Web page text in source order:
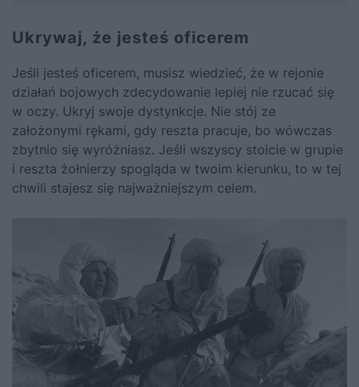
Ukrywaj, że jesteś oficerem
Jeśli jesteś oficerem, musisz wiedzieć, że w rejonie
działań bojowych zdecydowanie lepiej nie rzucać się
w oczy. Ukryj swoje dystynkcje. Nie stój ze
założonymi rękami, gdy reszta pracuje, bo wówczas
zbytnio się wyróżniasz. Jeśli wszyscy stoicie w grupie
i reszta żołnierzy spogląda w twoim kierunku, to w tej
chwili stajesz się najważniejszym celem.